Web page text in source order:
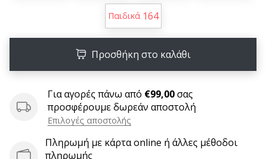
Πρόγραμμα
σας
ιστότοπο,
Παιδικά 164
Προσθήκη στο καλάθι
Για αγορές πάνω από €99,00σας
προσφέρουμε δωρεάν αποστολή
Επιλογές αποστολής
Πληρωμή με κάρτα online ή άλλες μέθοδοι
πληρωμής